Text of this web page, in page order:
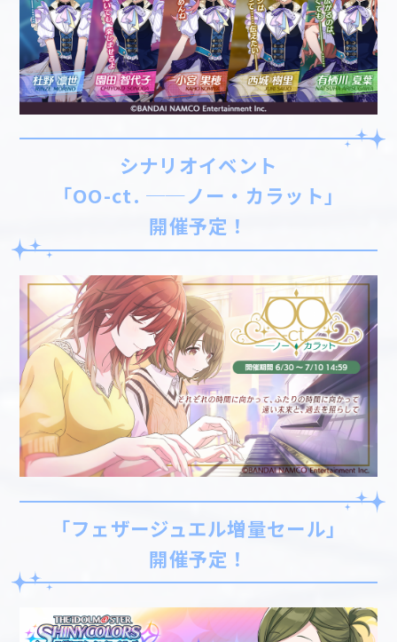
シナリオイベント
「OO-ct. ──ノー・カラット」
開催予定！
「フェザージュエル増量セール」
開催予定！